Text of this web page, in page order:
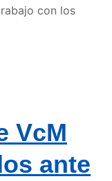
con los
VcM
ante